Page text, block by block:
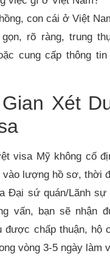
con cái ở Việt
rõ ràng, trung
cung cấp thông
Xét
visa Mỹ không cố
vào lượng hồ sơ, thời
Đại sứ quán/Lãnh sự
vấn, bạn sẽ nhận
được chấp thuận, hộ
vòng 3-5 ngày làm